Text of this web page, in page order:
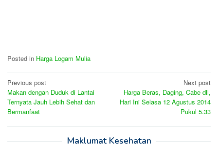
Posted in Harga Logam Mulia
Post
navigation
Previous post
Makan dengan Duduk di Lantai
Ternyata Jauh Lebih Sehat dan
Bermanfaat
Next post
Harga Beras, Daging, Cabe dll,
Hari Ini Selasa 12 Agustus 2014
Pukul 5.33
Maklumat Kesehatan